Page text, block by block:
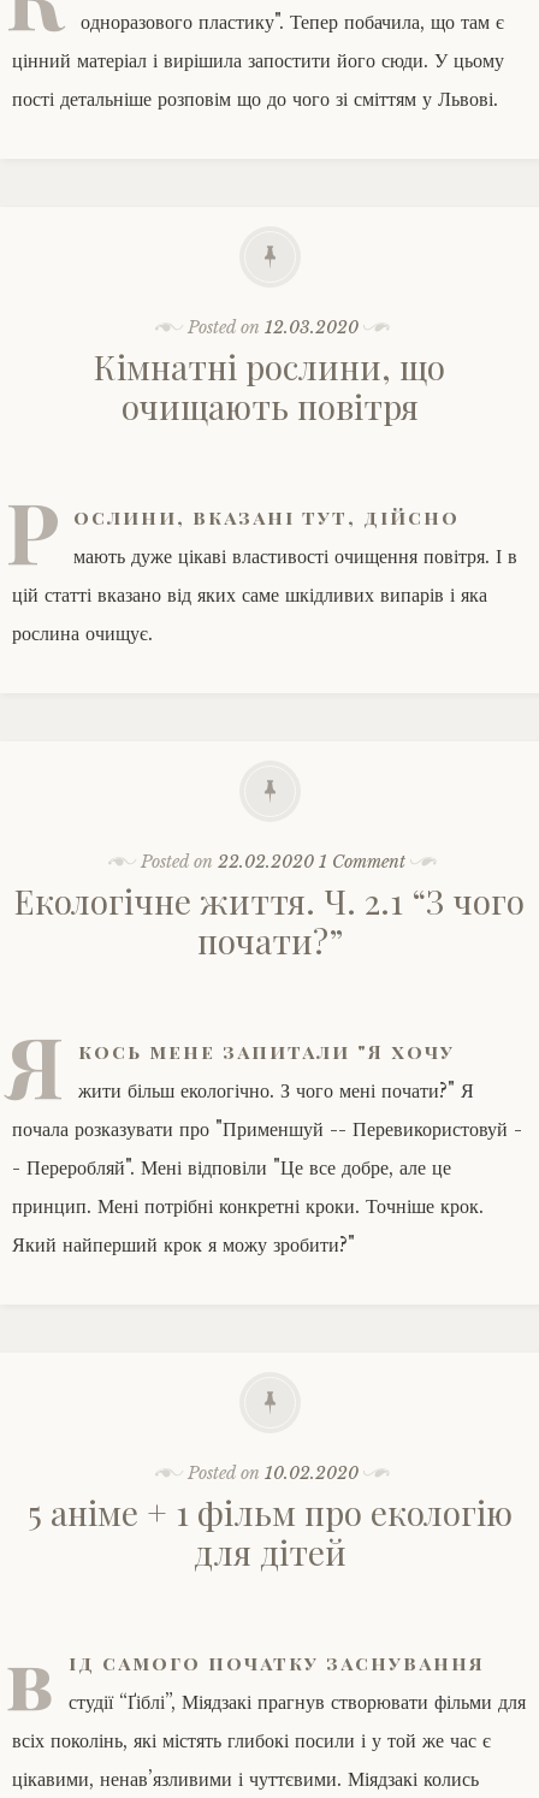
одноразового пластику". Тепер побачила, що там є
цінний матеріал і вирішила запостити його сюди. У цьому
пості детальніше розповім що до чого зі сміттям у Львові.
Posted on12.03.2020
Кімнатні рослини, що
очищають повітря
Р ослини, вказані тут, дійсно
мають дуже цікаві властивості очищення повітря. І в
цій статті вказано від яких саме шкідливих випарів і яка
рослина очищує.
Posted on22.02.2020 1 Comment
Екологічне життя. Ч. 2.1 “З чого
почати?”
Я кось мене запитали "Я хочу
жити більш екологічно. З чого мені почати?" Я
почала розказувати про "Применшуй -- Перевикористовуй -
- Переробляй". Мені відповіли "Це все добре, але це
принцип. Мені потрібні конкретні кроки. Точніше крок.
Який найперший крок я можу зробити?"
Posted on10.02.2020
5 аніме + 1 фільм про екологію
для дітей
в ід самого початку заснування
студії “Ґіблі”, Міядзакі прагнув створювати фільми для
всіх поколінь, які містять глибокі посили і у той же час є
цікавими, ненав’язливими і чуттєвими. Міядзакі колись